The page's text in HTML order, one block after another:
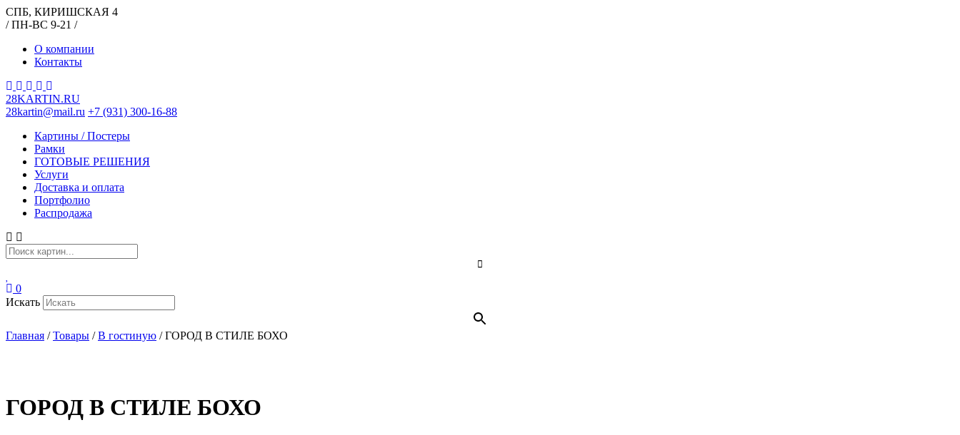
СПБ, КИРИШСКАЯ 4
/ ПН-ВС 9-21 /
О компании
Контакты
28KARTIN.RU
28kartin@mail.ru +7 (931) 300-16-88
Картины / Постеры
Рамки
ГОТОВЫЕ РЕШЕНИЯ
Услуги
Доставка и оплата
Портфолио
Распродажа
0
Искать
Главная /Товары /В гостиную /ГОРОД В СТИЛЕ БОХО
ГОРОД В СТИЛЕ БОХО